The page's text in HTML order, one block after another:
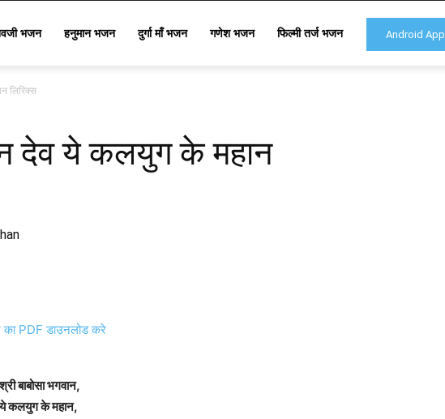
Android App
भजन हनुमान भजन दुर्गा माँ भजन गणेश भजन फिल्मी तर्ज भजन
लिरिक्स
देव ये कलयुग के महान
PDF डाउनलोड करे
बाबोसा भगवान,
कलयुग के महान,